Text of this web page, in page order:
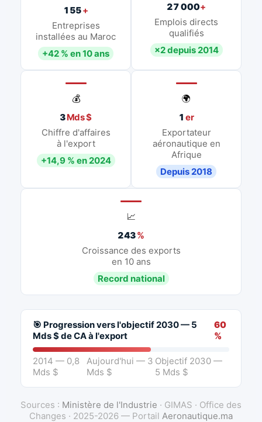
155+
Entreprises
installées au Maroc
+42 % en 10 ans
27 000+
Emplois directs
qualifiés
×2 depuis 2014
💰
3Mds $
Chiffre d'affaires
à l'export
+14,9 % en 2024
🌍
1 er
Exportateur
aéronautique en
Afrique
Depuis 2018
📈
243%
Croissance des exports
en 10 ans
Record national
🎯 Progression vers l'objectif 2030 — 5
Mds $ de CA à l'export
60
%
2014 — 0,8
Mds $
Aujourd'hui — 3
Mds $
Objectif 2030 —
5 Mds $
Sources : Ministère de l'Industrie · GIMAS · Office des
Changes · 2025-2026 — Portail Aeronautique.ma